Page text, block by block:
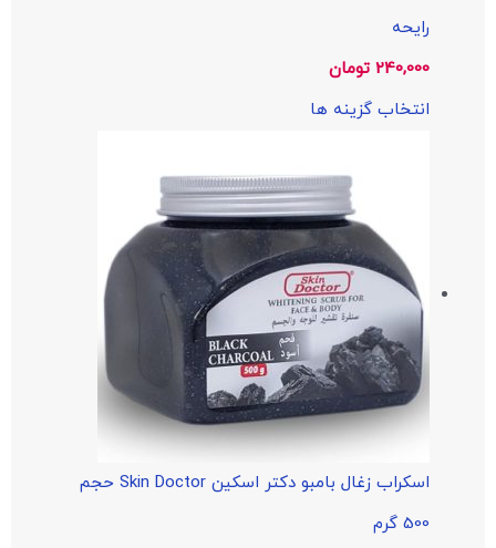
رایحه
240,000 تومان
انتخاب گزینه ها
اسکراب زغال بامبو دکتر اسکین Skin Doctor حجم
500 گرم